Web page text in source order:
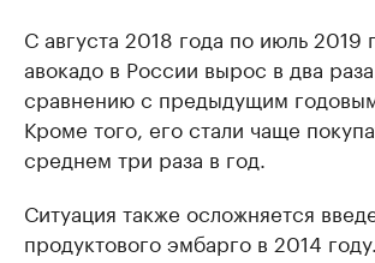
С августа 2018 года по июль 2019
авокадо в России вырос в два
сравнению с предыдущим
Кроме того, его стали чаще
среднем три раза в год.
Ситуация также осложняется
продуктового эмбарго в 2014